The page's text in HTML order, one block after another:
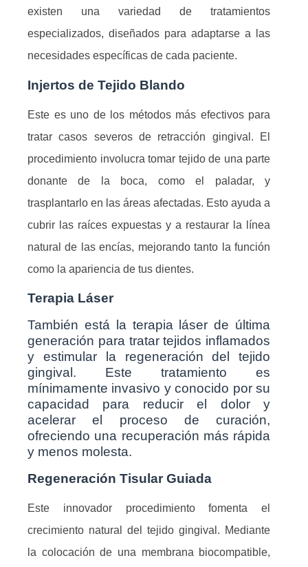
existen una variedad de tratamientos
especializados, diseñados para adaptarse a las
necesidades específicas de cada paciente.
Injertos de Tejido Blando
Este es uno de los métodos más efectivos para
tratar casos severos de retracción gingival. El
procedimiento involucra tomar tejido de una parte
donante de la boca, como el paladar, y
trasplantarlo en las áreas afectadas. Esto ayuda a
cubrir las raíces expuestas y a restaurar la línea
natural de las encías, mejorando tanto la función
como la apariencia de tus dientes.
Terapia Láser
También está la terapia láser de última
generación para tratar tejidos inflamados
y estimular la regeneración del tejido
gingival. Este tratamiento es
mínimamente invasivo y conocido por su
capacidad para reducir el dolor y
acelerar el proceso de curación,
ofreciendo una recuperación más rápida
y menos molesta.
Regeneración Tisular Guiada
Este innovador procedimiento fomenta el
crecimiento natural del tejido gingival. Mediante
la colocación de una membrana biocompatible,